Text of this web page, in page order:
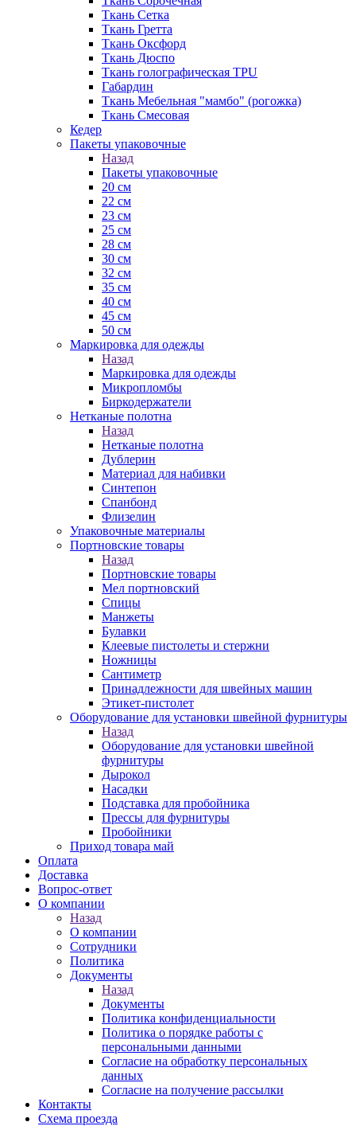
Ткань Сетка
Ткань Гретта
Ткань Оксфорд
Ткань Дюспо
Ткань голографическая TPU
Габардин
Ткань Мебельная "мамбо" (рогожка)
Ткань Смесовая
Кедер
Пакеты упаковочные
Назад
Пакеты упаковочные
20 см
22 см
23 см
25 см
28 см
30 см
32 см
35 см
40 см
45 см
50 см
Маркировка для одежды
Назад
Маркировка для одежды
Микропломбы
Биркодержатели
Нетканые полотна
Назад
Нетканые полотна
Дублерин
Материал для набивки
Синтепон
Спанбонд
Флизелин
Упаковочные материалы
Портновские товары
Назад
Портновские товары
Мел портновский
Спицы
Манжеты
Булавки
Клеевые пистолеты и стержни
Ножницы
Сантиметр
Принадлежности для швейных машин
Этикет-пистолет
Оборудование для установки швейной фурнитуры
Назад
Оборудование для установки швейной
фурнитуры
Дырокол
Насадки
Подставка для пробойника
Прессы для фурнитуры
Пробойники
Приход товара май
Оплата
Доставка
Вопрос-ответ
О компании
Назад
О компании
Сотрудники
Политика
Документы
Назад
Документы
Политика конфиденциальности
Политика о порядке работы с
персональными данными
Согласие на обработку персональных
данных
Согласие на получение рассылки
Контакты
Схема проезда